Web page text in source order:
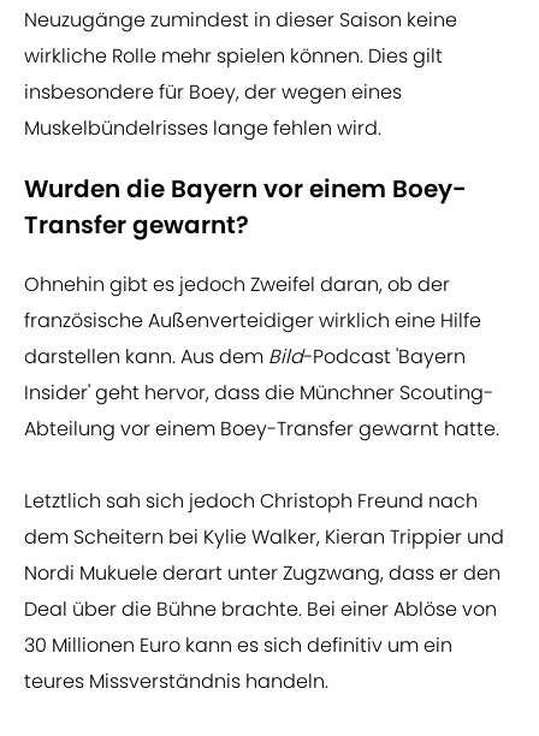
Neuzugänge zumindest in dieser Saison keine
wirkliche Rolle mehr spielen können. Dies gilt
insbesondere für Boey, der wegen eines
Muskelbündelrisses lange fehlen wird.
Wurden die Bayern vor einem Boey-
Transfer gewarnt?
Ohnehin gibt es jedoch Zweifel daran, ob der
französische Außenverteidiger wirklich eine Hilfe
darstellen kann. Aus dem Bild-Podcast 'Bayern
Insider' geht hervor, dass die Münchner Scouting-
Abteilung vor einem Boey-Transfer gewarnt hatte.
Letztlich sah sich jedoch Christoph Freund nach
dem Scheitern bei Kylie Walker, Kieran Trippier und
Nordi Mukuele derart unter Zugzwang, dass er den
Deal über die Bühne brachte. Bei einer Ablöse von
30 Millionen Euro kann es sich definitiv um ein
teures Missverständnis handeln.